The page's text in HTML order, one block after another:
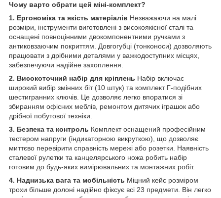
Чому варто обрати цей міні-комплект?
1. Ергономіка та якість матеріалів Незважаючи на малі
розміри, інструменти виготовлені з високоякісної сталі та
оснащені повноцінними двокомпонентними ручками з
антиковзаючим покриттям. Довгогубці (тонконоси) дозволяють
працювати з дрібними деталями у важкодоступних місцях,
забезпечуючи надійне захоплення.
2. Високоточний набір для кріплень Набір включає
широкий вибір змінних біт (10 штук) та комплект Г-подібних
шестигранних ключів. Це дозволяє легко впоратися зі
збиранням офісних меблів, ремонтом дитячих іграшок або
дрібної побутової техніки.
3. Безпека та контроль Комплект оснащений професійним
тестером напруги (індикаторною викруткою), що дозволяє
миттєво перевірити справність мережі або розетки. Наявність
сталевої рулетки та канцелярського ножа робить набір
готовим до будь-яких вимірювальних та монтажних робіт.
4. Наднизька вага та мобільність Міцний кейс розміром
трохи більше долоні надійно фіксує всі 23 предмети. Він легко